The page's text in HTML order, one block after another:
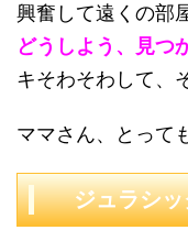
興奮して遠くの部
どうしよう、見つ
キそわそわして、
ママさん、とって
ジュラシ